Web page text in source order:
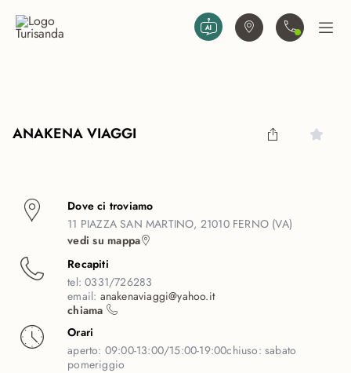
Trova agenziaContattaciApri
ANAKENA VIAGGI
Dove ci troviamo
11 PIAZZA SAN MARTINO, 21010 FERNO (VA)
vedi su mappa
Recapiti
tel:0331/726283
email: anakenaviaggi@yahoo.it
chiama
Orari
aperto: 09:00-13:00/15:00-19:00chiuso:sabato
pomeriggio